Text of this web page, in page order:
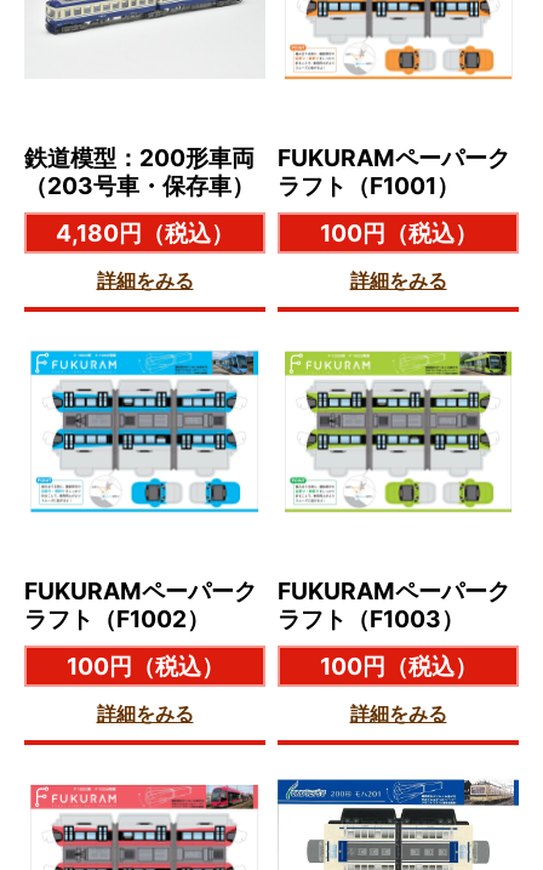
鉄道模型：200形車両
（203号車・保存車）
4,180円 （税込）
詳細をみる
FUKURAMペーパーク
ラフト（F1001）
100円 （税込）
詳細をみる
FUKURAMペーパーク
ラフト（F1002）
100円 （税込）
詳細をみる
FUKURAMペーパーク
ラフト（F1003）
100円 （税込）
詳細をみる